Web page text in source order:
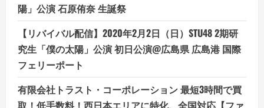
陽」公演 石原侑奈 生誕祭
【リバイバル配信】2020年2月2日（日）STU48 2期研
究生「僕の太陽」公演 初日公演@広島県 広島港 国際
フェリーポート
有限会社トラスト・コーポレーション 最短3時間で買
取！低手数料！西日本エリアに特化、全国対応【ファ